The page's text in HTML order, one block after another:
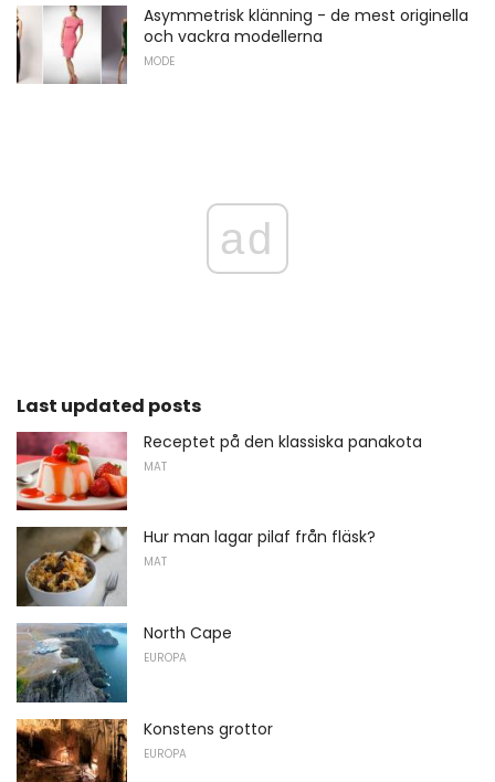
Asymmetrisk klänning - de mest originella
och vackra modellerna
MODE
ad
Last updated posts
Receptet på den klassiska panakota
MAT
Hur man lagar pilaf från fläsk?
MAT
North Cape
EUROPA
Konstens grottor
EUROPA